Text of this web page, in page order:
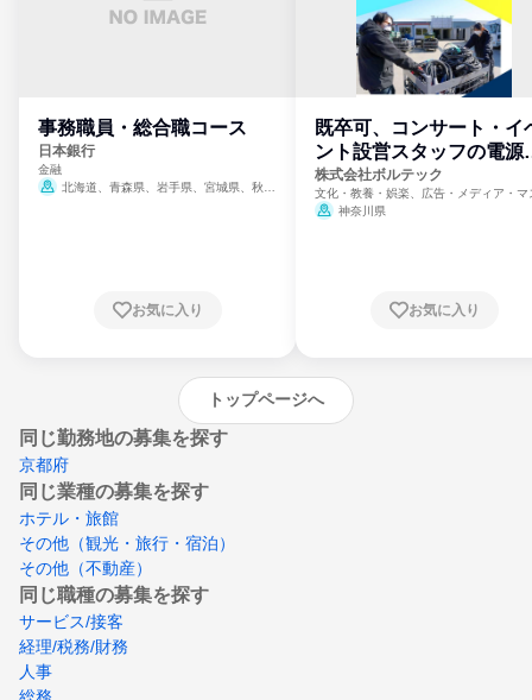
事務職員・総合職コース
日本銀行
金融
北海道、青森県、岩手県、宮城県、秋田
崎県、熊本県、大分県、宮崎県、鹿児島県、
お気に入り
既卒可、コンサート・イ
ント設営スタッフの電源
門
株式会社ボルテック
文化・教養・娯楽、広告・メディア・マ
ミ、電力・ガス・水道・エネルギー
神奈川県
お気に入り
トップページへ
同じ勤務地の募集を探す
京都府
同じ業種の募集を探す
ホテル・旅館
その他（観光・旅行・宿泊）
その他（不動産）
同じ職種の募集を探す
サービス/接客
経理/税務/財務
人事
総務